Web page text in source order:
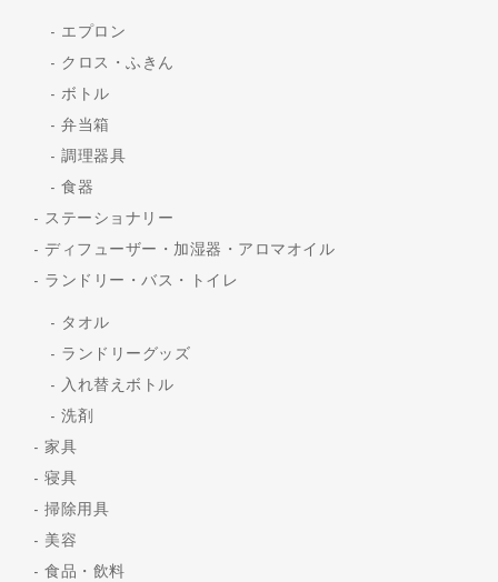
エプロン
クロス・ふきん
ボトル
弁当箱
調理器具
食器
ステーショナリー
ディフューザー・加湿器・アロマオイル
ランドリー・バス・トイレ
タオル
ランドリーグッズ
入れ替えボトル
洗剤
家具
寝具
掃除用具
美容
食品・飲料